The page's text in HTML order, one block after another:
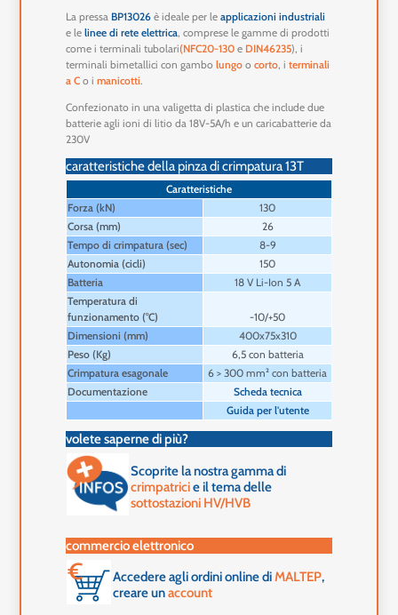
La pressa BP13026 è ideale per leapplicazioni industriali
e lelinee di rete elettrica, comprese le gamme di prodotti
come i terminali tubolari(NFC20-130 e DIN46235), i
terminali bimetallici con gambolungo ocorto, iterminali
a C o imanicotti.
Confezionato in una valigetta di plastica che include due
batterie agli ioni di litio da 18V-5A/h e un caricabatterie da
230V
caratteristiche della pinza di crimpatura 13T
Caratteristiche
Forza (kN)
130
Corsa (mm)
26
Tempo di crimpatura (sec)
8-9
Autonomia (cicli)
150
Batteria
18 V Li-Ion 5 A
Temperatura di
funzionamento (°C)
-10/+50
Dimensioni (mm)
400x75x310
Peso (Kg)
6,5 con batteria
Crimpatura esagonale
6 > 300 mm² con batteria
Documentazione
Scheda tecnica
Guida per l'utente
volete saperne di più?
Scoprite la nostra gamma di
crimpatricie il tema delle
sottostazioni HV/HVB
commercio elettronico
Accedere agli ordini online diMALTEP,
creare unaccount